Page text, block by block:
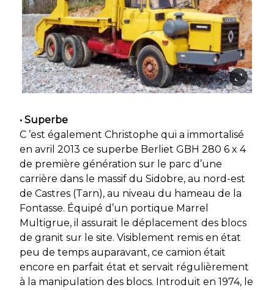
• Superbe
C ’est également Christophe qui a immortalisé
en avril 2013 ce superbe Berliet GBH 280 6 x 4
de première génération sur le parc d’une
carrière dans le massif du Sidobre, au nord-est
de Castres (Tarn), au niveau du hameau de la
Fontasse. Équipé d’un portique Marrel
Multigrue, il assurait le déplacement des blocs
de granit sur le site. Visiblement remis en état
peu de temps auparavant, ce camion était
encore en parfait état et servait régulièrement
à la manipulation des blocs. Introduit en 1974, le